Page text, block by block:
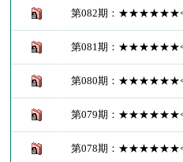
第082期：★★★★★★≮杀
第081期：★★★★★★≮杀
第080期：★★★★★★≮杀
第079期：★★★★★★≮杀
第078期：★★★★★★≮杀